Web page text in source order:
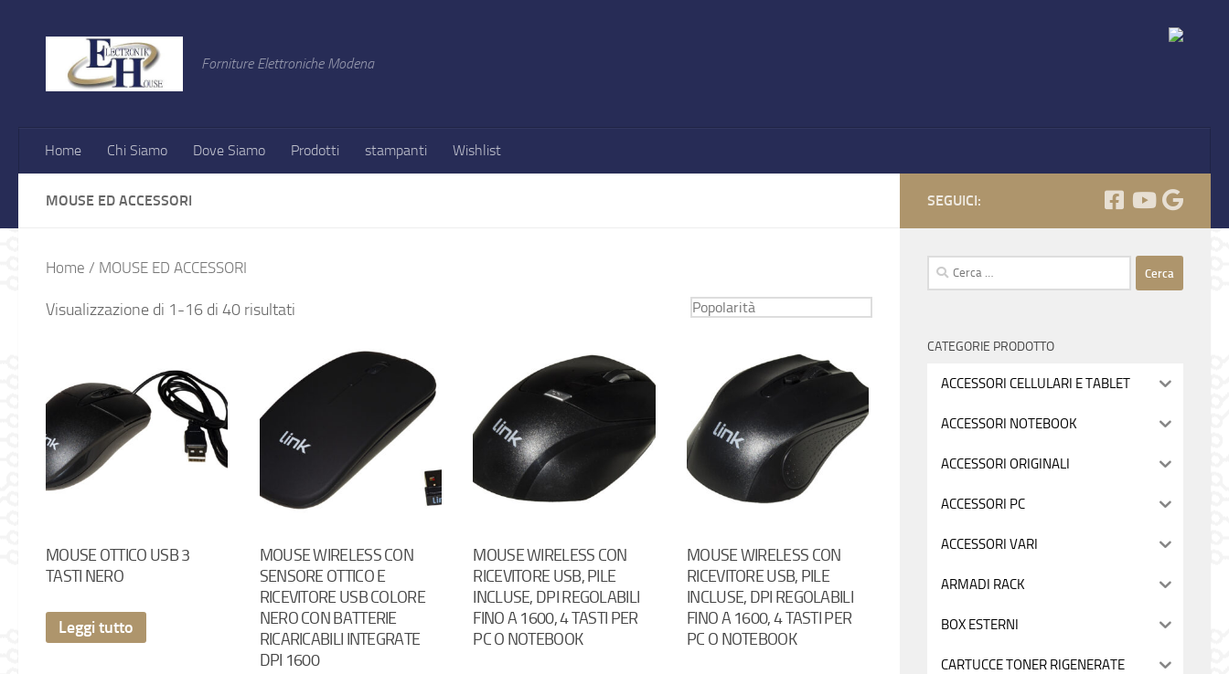
Forniture Elettroniche Modena
Home Chi Siamo Dove Siamo Prodotti stampanti Wishlist
MOUSE ED ACCESSORI
Home / MOUSE ED ACCESSORI
Visualizzazione di 1-16 di 40 risultati
MOUSE OTTICO USB 3
TASTI NERO
Leggi tutto
MOUSE WIRELESS CON
SENSORE OTTICO E
RICEVITORE USB COLORE
NERO CON BATTERIE
RICARICABILI INTEGRATE
DPI 1600
MOUSE WIRELESS CON
RICEVITORE USB, PILE
INCLUSE, DPI REGOLABILI
FINO A 1600, 4 TASTI PER
PC O NOTEBOOK
MOUSE WIRELESS CON
RICEVITORE USB, PILE
INCLUSE, DPI REGOLABILI
FINO A 1600, 4 TASTI PER
PC O NOTEBOOK
SEGUICI:
Ricerca
per:
CATEGORIE PRODOTTO
ACCESSORI CELLULARI E TABLET
ACCESSORI NOTEBOOK
ACCESSORI ORIGINALI
ACCESSORI PC
ACCESSORI VARI
ARMADI RACK
BOX ESTERNI
CARTUCCE TONER RIGENERATE